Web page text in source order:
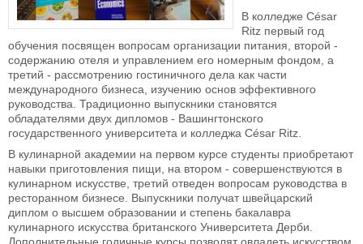
В колледже César
Ritz первый год
обучения посвящен вопросам организации питания, второй -
содержанию отеля и управлением его номерным фондом, а
третий - рассмотрению гостиничного дела как части
международного бизнеса, изучению основ эффективного
руководства. Традиционно выпускники становятся
обладателями двух дипломов - Вашингтонского
государственного университета и колледжа César Ritz.
В кулинарной академии на первом курсе студенты приобретают
навыки приготовления пищи, на втором - совершенствуются в
кулинарном искусстве, третий отведен вопросам руководства в
ресторанном бизнесе. Выпускники получат швейцарский
диплом о высшем образовании и степень бакалавра
кулинарного искусства британского Университета Дерби.